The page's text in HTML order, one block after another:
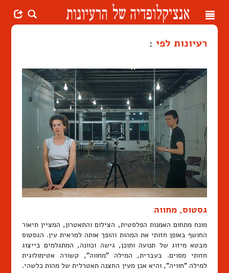
Toggle
רעיונות לפי :
גסטוס, מחווה
מונח מתחום האמנות הפלסטית, הצילום והתאטרון, המציין תיאור
החושף באופן חזותי את המהות והופך אותה למראית עין. הגסטוס
מבטא מיזוג של תנועה ותוכן, גישה וכוונה, המתגלמים בייצוג
חזותי מסוים. בעברית, המילה "מחווה", קשורה אטימולוגית
למילה "חוויה", והיא אכן מעין החצנה תאטרלית של מהות כלשהי.